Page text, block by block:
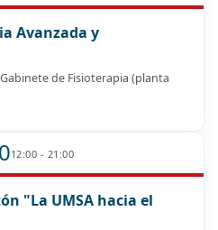
Avanzada y
Gabinete de Fisioterapia (planta
12:00 - 21:00
"La UMSA hacia el